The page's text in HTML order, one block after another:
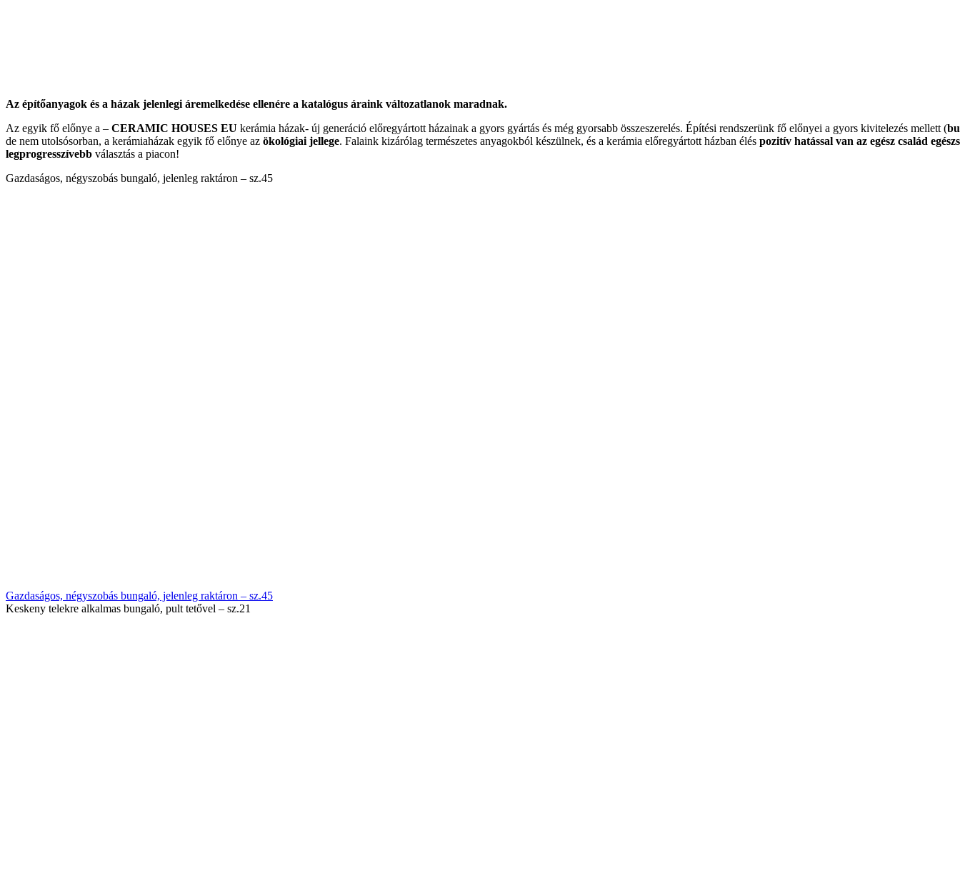
Az építőanyagok és a házak jelenlegi áremelkedése ellenére a katalógus áraink változatlanok maradnak.
Az egyik fő előnye a – CERAMIC HOUSES EU kerámia házak- új generáció előregyártott házainak a gyors gyártás és még gyorsabb összeszerelés. Építési rendszerünk fő előnyei a gyors kivitelezés mellett (
de nem utolsósorban, a kerámiaházak egyik fő előnye az ökológiai jellege. Falaink kizárólag természetes anyagokból készülnek, és a kerámia előregyártott házban élés pozitív hatással van az egész család
legprogresszívebb választás a piacon!
Gazdaságos, négyszobás bungaló, jelenleg raktáron – sz.45
Gazdaságos, négyszobás bungaló, jelenleg raktáron – sz.45
Keskeny telekre alkalmas bungaló, pult tetővel – sz.21